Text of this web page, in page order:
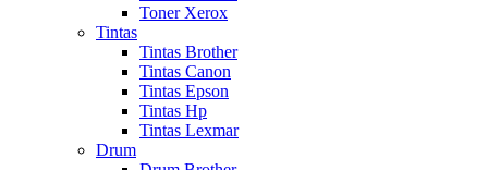
Toner Xerox
Tintas
Tintas Brother
Tintas Canon
Tintas Epson
Tintas Hp
Tintas Lexmar
Drum